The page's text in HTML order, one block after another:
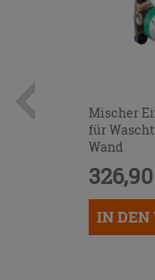
Mischer
für
Wand
IN DEN